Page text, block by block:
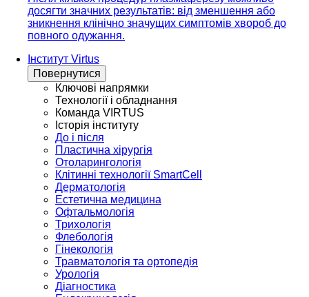
досягти значних результатів: від зменшення або
зникнення клінічно значущих симптомів хвороб до
повного одужання.
Інститут Virtus
Повернутися
Ключові напрямки
Технології і обладнання
Команда VIRTUS
Історія інституту
До і після
Пластична хірургія
Отоларингологія
Клітинні технології SmartCell
Дерматологія
Естетична медицина
Офтальмологія
Трихологія
Флебологія
Гінекологія
Травматологія та ортопедія
Урологія
Діагностика